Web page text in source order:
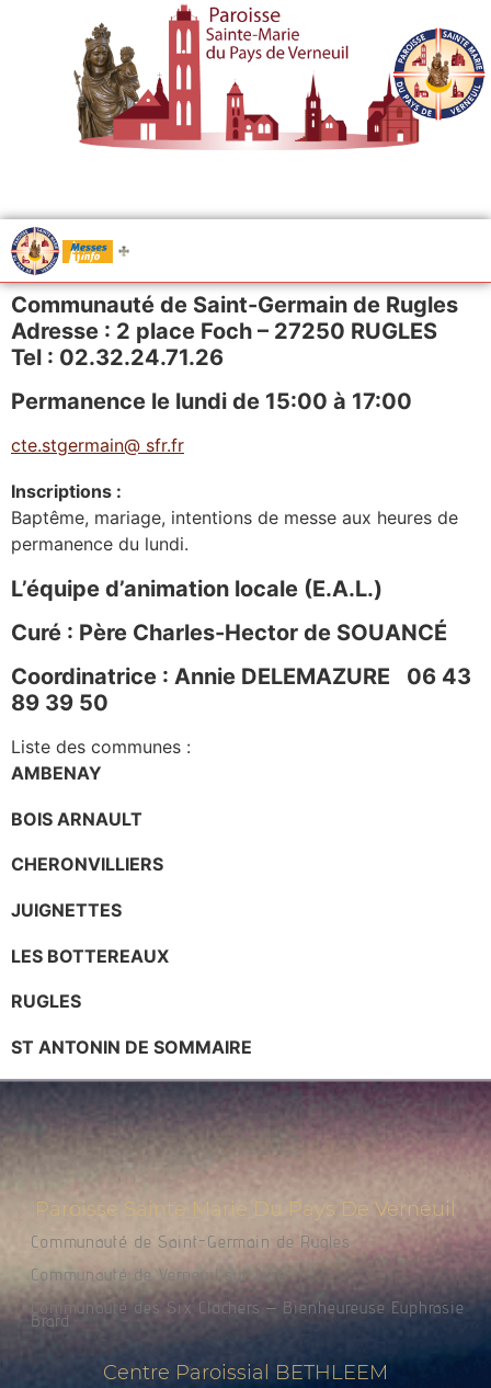
Messes
Communauté de Saint-Germain de Rugles
Adresse : 2 place Foch – 27250 RUGLES
Tel : 02.32.24.71.26
Permanence le lundi de 15:00 à 17:00
cte.stgermain@ sfr.fr
Inscriptions :
Baptême, mariage, intentions de messe aux heures de
permanence du lundi.
L’équipe d’animation locale (E.A.L.)
Curé : Père Charles-Hector de SOUANCÉ
Coordinatrice : Annie DELEMAZURE 06 43
89 39 50
Liste des communes :
AMBENAY
BOIS ARNAULT
CHERONVILLIERS
JUIGNETTES
LES BOTTEREAUX
RUGLES
ST ANTONIN DE SOMMAIRE
Paroisse Sainte Marie Du Pays De Verneuil
Communauté de Saint-Germain de Rugles
Communauté de Verneuil sur Avre
Communauté des Six Clochers – Bienheureuse Euphrasie
Brard
Centre Paroissial BETHLEEM